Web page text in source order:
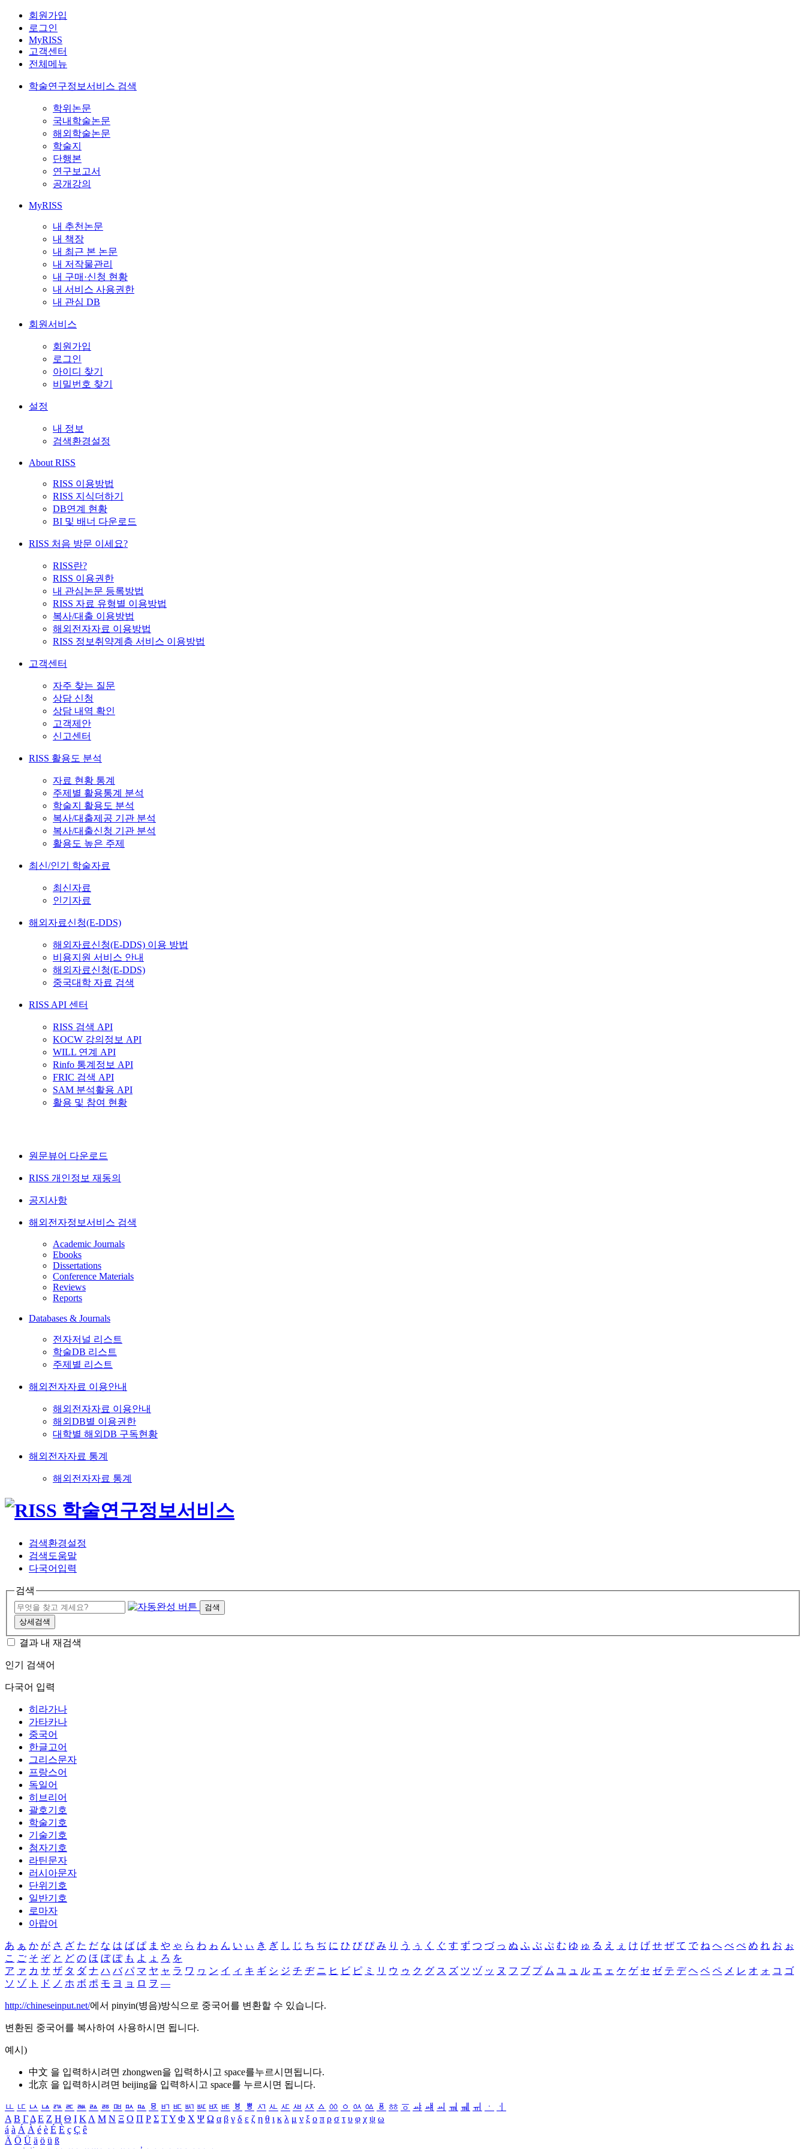
회원가입
로그인
MyRISS
고객센터
전체메뉴
학술연구정보서비스 검색
학위논문
국내학술논문
해외학술논문
학술지
단행본
연구보고서
공개강의
MyRISS
내 추천논문
내 책장
내 최근 본 논문
내 저작물관리
내 구매·신청 현황
내 서비스 사용권한
내 관심 DB
회원서비스
회원가입
로그인
아이디 찾기
비밀번호 찾기
설정
내 정보
검색환경설정
About RISS
RISS 이용방법
RISS 지식더하기
DB연계 현황
BI 및 배너 다운로드
RISS 처음 방문 이세요?
RISS란?
RISS 이용권한
내 관심논문 등록방법
RISS 자료 유형별 이용방법
복사/대출 이용방법
해외전자자료 이용방법
RISS 정보취약계층 서비스 이용방법
고객센터
자주 찾는 질문
상담 신청
상담 내역 확인
고객제안
신고센터
RISS 활용도 분석
자료 현황 통계
주제별 활용통계 분석
학술지 활용도 분석
복사/대출제공 기관 분석
복사/대출신청 기관 분석
활용도 높은 주제
최신/인기 학술자료
최신자료
인기자료
해외자료신청(E-DDS)
해외자료신청(E-DDS) 이용 방법
비용지원 서비스 안내
해외자료신청(E-DDS)
중국대학 자료 검색
RISS API 센터
RISS 검색 API
KOCW 강의정보 API
WILL 연계 API
Rinfo 통계정보 API
FRIC 검색 API
SAM 분석활용 API
활용 및 참여 현황
원문뷰어 다운로드
RISS 개인정보 재동의
공지사항
해외전자정보서비스 검색
Academic Journals
Ebooks
Dissertations
Conference Materials
Reviews
Reports
Databases & Journals
전자저널 리스트
학술DB 리스트
주제별 리스트
해외전자자료 이용안내
해외전자자료 이용안내
해외DB별 이용권한
대학별 해외DB 구독현황
해외전자자료 통계
해외전자자료 통계
검색환경설정
검색도움말
다국어입력
검색
검색
상세검색
결과 내 재검색
인기 검색어
다국어 입력
히라가나
가타카나
중국어
한글고어
그리스문자
프랑스어
독일어
히브리어
괄호기호
학술기호
기술기호
첨자기호
라틴문자
러시아문자
단위기호
일반기호
로마자
아랍어
あ ぁ か が さ ざ た だ な は ば ぱ ま や ゃ ら わ ゎ ん い ぃ き ぎ し じ ち ぢ に ひ び ぴ み り う ぅ く ぐ す ず つ づ っ ぬ ふ ぶ ぷ む ゆ ゅ る え ぇ け げ せ ぜ て で ね へ べ ぺ め れ お ぉ
こ ご そ ぞ と ど の ほ ぼ ぽ も よ ょ ろ を
ア ァ カ サ ザ タ ダ ナ ハ バ パ マ ヤ ャ ラ ワ ヮ ン イ ィ キ ギ シ ジ チ ヂ ニ ヒ ビ ピ ミ リ ウ ゥ ク グ ス ズ ツ ヅ ッ ヌ フ ブ プ ム ユ ュ ル エ ェ ケ ゲ セ ゼ テ デ ヘ ベ ペ メ レ オ ォ コ ゴ
ソ ゾ ト ド ノ ホ ボ ポ モ ヨ ョ ロ ヲ ―
http://chineseinput.net/에서 pinyin(병음)방식으로 중국어를 변환할 수 있습니다.
변환된 중국어를 복사하여 사용하시면 됩니다.
예시)
中文 을 입력하시려면 zhongwen을 입력하시고 space를누르시면됩니다.
北京 을 입력하시려면 beijing을 입력하시고 space를 누르시면 됩니다.
ㅥ ㅦ ㅧ ㅨ ㅩ ㅪ ㅫ ㅬ ㅭ ㅮ ㅯ ㅰ ㅱ ㅲ ㅳ ㅴ ㅵ ㅶ ㅷ ㅸ ㅹ ㅺ ㅻ ㅼ ㅽ ㅾ ㅿ ㆀ ㆁ ㆂ ㆃ ㆄ ㆅ ㆆ ㆇ ㆈ ㆉ ㆊ ㆋ ㆌ ㆍ
ㆎ
Α Β ΓΔ Ε Ζ Η Θ Ι ΚΛ Μ Ν Ξ Ο Π Ρ Σ ΤΥ Φ Χ Ψ Ω α β γ δ ε ζ η θ ι κ λ μ ν ξ ο π ρ σ τ υ φ χ ψ ω
á à Á À é è É È ç Ç ê
Ä Ö Ü ä ö ü ß